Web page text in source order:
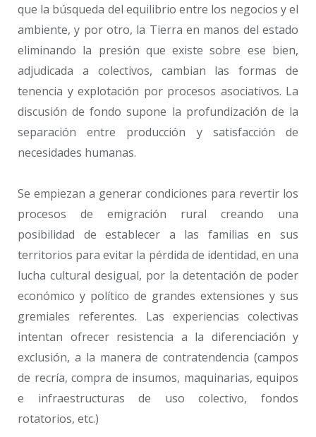
que la búsqueda del equilibrio entre los negocios y el
ambiente, y por otro, la Tierra en manos del estado
eliminando la presión que existe sobre ese bien,
adjudicada a colectivos, cambian las formas de
tenencia y explotación por procesos asociativos. La
discusión de fondo supone la profundización de la
separación entre producción y satisfacción de
necesidades humanas.
Se empiezan a generar condiciones para revertir los
procesos de emigración rural creando una
posibilidad de establecer a las familias en sus
territorios para evitar la pérdida de identidad, en una
lucha cultural desigual, por la detentación de poder
económico y político de grandes extensiones y sus
gremiales referentes. Las experiencias colectivas
intentan ofrecer resistencia a la diferenciación y
exclusión, a la manera de contratendencia (campos
de recría, compra de insumos, maquinarias, equipos
e infraestructuras de uso colectivo, fondos
rotatorios, etc.)